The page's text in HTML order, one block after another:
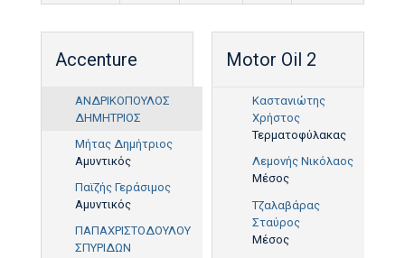
Accenture
ΑΝΔΡΙΚΟΠΟΥΛΟΣ
ΔΗΜΗΤΡΙΟΣ
Μήτας Δημήτριος
Αμυντικός
Παϊζής Γεράσιμος
Αμυντικός
ΠΑΠΑΧΡΙΣΤΟΔΟΥΛΟΥ
ΣΠΥΡΙΔΩΝ
Motor Oil 2
Καστανιώτης
Χρήστος
Τερματοφύλακας
Λεμονής Νικόλαος
Μέσος
Τζαλαβάρας
Σταύρος
Μέσος